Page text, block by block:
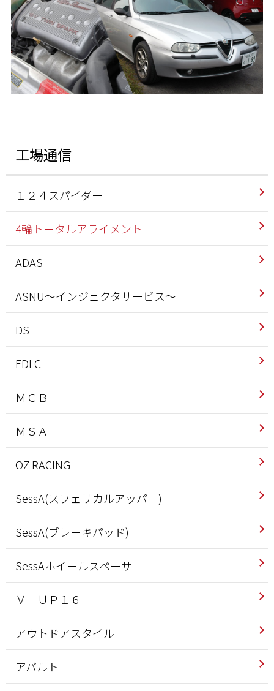
工場通信
１２４スパイダー
4輪トータルアライメント
ADAS
ASNU～インジェクタサービス～
DS
EDLC
ＭＣＢ
ＭＳＡ
OZ RACING
SessA(スフェリカルアッパー)
SessA(ブレーキパッド)
SessAホイールスペーサ
Ｖ－ＵＰ１６
アウトドアスタイル
アバルト